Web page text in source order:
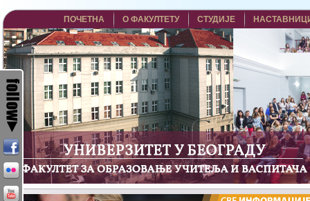
ПОЧЕТНА О ФАКУЛТЕТУ СТУДИЈЕ